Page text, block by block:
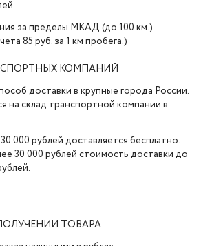
за пределы МКАД (до 100 км.)
85 руб. за 1 км пробега.)
КОМПАНИЙ
доставки в крупные города России.
на склад транспортной компании в
000 рублей доставляется бесплатно.
30 000 рублей стоимость доставки до
ТОВАРА